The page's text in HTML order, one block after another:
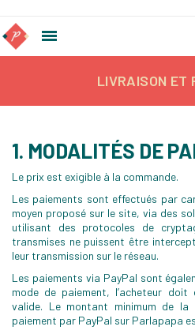

LIVRAISON ET
1. MODALITÉS DE
Le prix est exigible à la commande.
Les paiements sont effectués par
moyen proposé sur le site, via des
utilisant des protocoles de
transmises ne puissent être
leur transmission sur le réseau.
Les paiements via PayPal sont
mode de paiement, l’acheteur doit
valide. Le montant minimum de la
paiement par PayPal sur Parlapapa